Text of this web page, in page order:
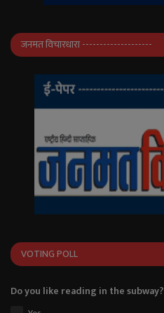
जनमत विचारधारा --------------------
VOTING POLL
Do you like reading in the subway?